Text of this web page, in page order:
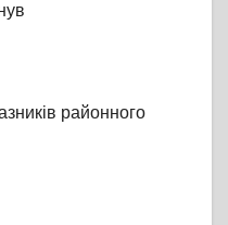
районного